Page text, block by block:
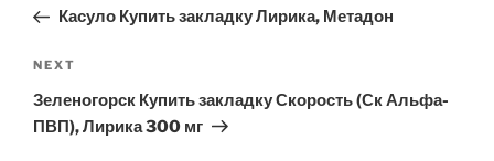
PostКасуло Купить закладку Лирика, Метадон
Next
Post
NEXT
Зеленогорск Купить закладку Скорость (Ск Альфа-
ПВП), Лирика 300 мг